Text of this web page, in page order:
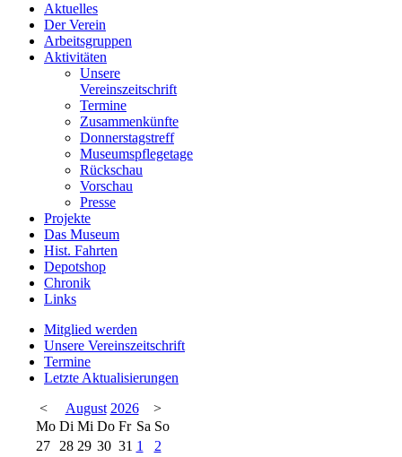
Aktuelles
Der Verein
Arbeitsgruppen
Aktivitäten
Unsere
Vereinszeitschrift
Termine
Zusammenkünfte
Donnerstagstreff
Museumspflegetage
Rückschau
Vorschau
Presse
Projekte
Das Museum
Hist. Fahrten
Depotshop
Chronik
Links
Mitglied werden
Unsere Vereinszeitschrift
Termine
Letzte Aktualisierungen
<
August 2026
>
Mo Di Mi Do Fr Sa So
27
28 29 30 31 1
2